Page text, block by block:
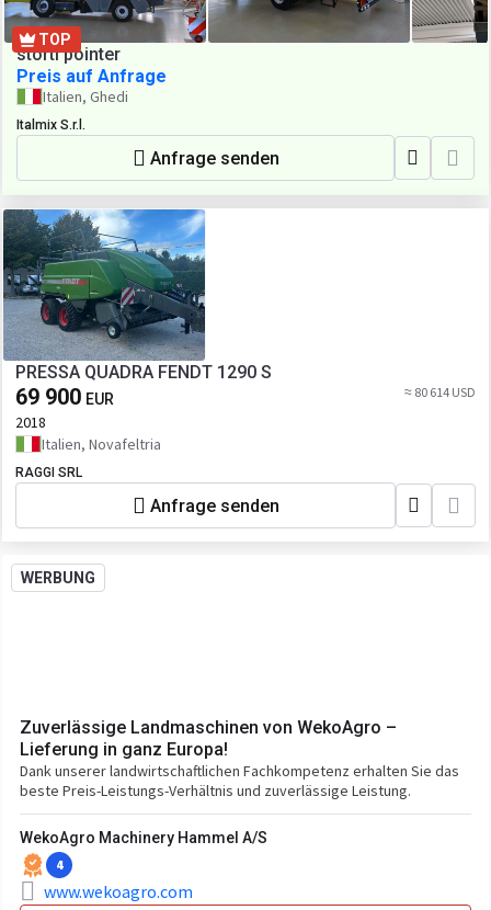
TOP
storti pointer
Preis auf Anfrage
Italien, Ghedi
Italmix S.r.l.
Anfrage senden
PRESSA QUADRA FENDT 1290 S
69 900 EUR ≈ 80 614 USD
2018
Italien, Novafeltria
RAGGI SRL
Anfrage senden
WERBUNG
Zuverlässige Landmaschinen von WekoAgro –
Lieferung in ganz Europa!
Dank unserer landwirtschaftlichen Fachkompetenz erhalten Sie das
beste Preis-Leistungs-Verhältnis und zuverlässige Leistung.
WekoAgro Machinery Hammel A/S
4
www.wekoagro.com